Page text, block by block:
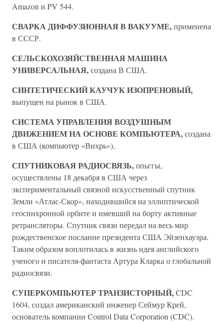
Amazon и PV 544.
СВАРКА ДИФФУЗИОННАЯ В ВАКУУМЕ,применена
в СССР.
СЕЛЬСКОХОЗЯЙСТВЕННАЯ МАШИНА
УНИВЕРСАЛЬНАЯ,создана В США.
СИНТЕТИЧЕСКИЙ КАУЧУК ИЗОПРЕНОВЫЙ,
выпущен на рынок в США.
СИСТЕМА УПРАВЛЕНИЯ ВОЗДУШНЫМ
ДВИЖЕНИЕМ НА ОСНОВЕ КОМПЬЮТЕРА,создана
в США (компьютер «Вихрь»),
СПУТНИКОВАЯ РАДИОСВЯЗЬ,опьггы,
осуществлены 18 декабря в США через
экспериментальный связной искусственный спутник
Земли «Атлас-Скор», находившийся на эллиптической
геосинхронной орбите и имевший на борту активные
ретрансляторы. Спутник связи передал на весь мир
рождественское послание президента США Эйзенхауэра.
Таким образом воплотилась в жизнь идея английского
ученого и писателя-фантаста Артура Кларка о глобальной
радиосвязи.
СУПЕРКОМПЬЮТЕР ТРАНЗИСТОРНЫЙ,CDC
1604, создал американский инженер Сеймур Крей,
основатель компании Control Data Corporation (CDC).